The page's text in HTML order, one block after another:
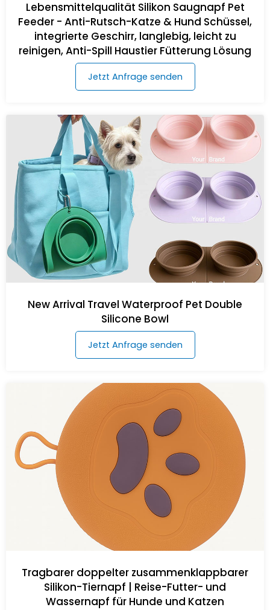
Lebensmittelqualität Silikon Saugnapf Pet
Feeder - Anti-Rutsch-Katze & Hund Schüssel,
integrierte Geschirr, langlebig, leicht zu
reinigen, Anti-Spill Haustier Fütterung Lösung
Jetzt Anfrage senden
New Arrival Travel Waterproof Pet Double
Silicone Bowl
Jetzt Anfrage senden
Tragbarer doppelter zusammenklappbarer
Silikon-Tiernapf | Reise-Futter- und
Wassernapf für Hunde und Katzen